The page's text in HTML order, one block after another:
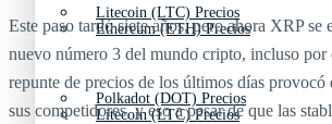
Litecoin (LTC) Precios
Polkadot (DOT) Precios
Ethereum (ETH) Precios
Litecoin (LTC) Precios
Este paso tardó siete años, pero ahora XRP se
nuevo número 3 del mundo cripto, incluso por
repunte de precios de los últimos días provocó
sus competidores, y eso a pesar de que las